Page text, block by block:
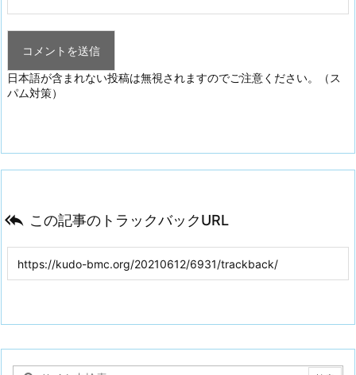
日本語が含まれない投稿は無視されますのでご注意ください。（ス
パム対策）
 この記事のトラックバックURL